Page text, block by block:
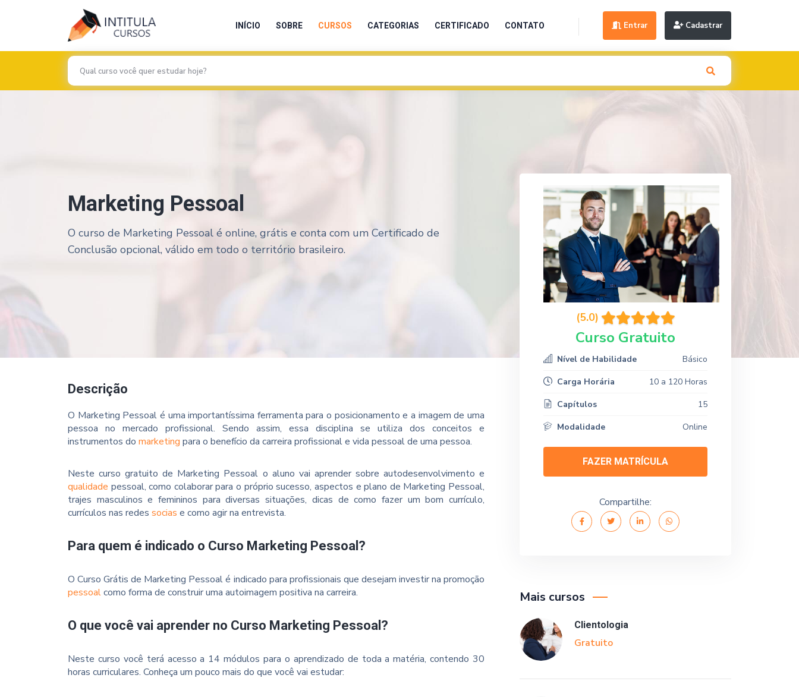
INÍCIO SOBRE CURSOS CATEGORIAS CERTIFICADO CONTATO Entrar Cadastrar
Marketing Pessoal
O curso de Marketing Pessoal é online, grátis e conta com um Certificado de
Conclusão opcional, válido em todo o território brasileiro.
Descrição
O Marketing Pessoal é uma importantíssima ferramenta para o posicionamento e a imagem de uma
pessoa no mercado profissional. Sendo assim, essa disciplina se utiliza dos conceitos e
instrumentos do marketing para o benefício da carreira profissional e vida pessoal de uma pessoa.
Neste curso gratuito de Marketing Pessoal o aluno vai aprender sobre autodesenvolvimento e
qualidade pessoal, como colaborar para o próprio sucesso, aspectos e plano de Marketing Pessoal,
trajes masculinos e femininos para diversas situações, dicas de como fazer um bom currículo,
currículos nas redes socias e como agir na entrevista.
Para quem é indicado o Curso Marketing Pessoal?
O Curso Grátis de Marketing Pessoal é indicado para profissionais que desejam investir na promoção
pessoalcomo forma de construir uma autoimagem positiva na carreira.
O que você vai aprender no Curso Marketing Pessoal?
Neste curso você terá acesso a 14 módulos para o aprendizado de toda a matéria, contendo 30
horas curriculares. Conheça um pouco mais do que você vai estudar:
(5.0)
Curso Gratuito
Nível de Habilidade
Básico
Carga Horária
10 a 120 Horas
Capítulos
15
Modalidade
Online
FAZER MATRÍCULA
Compartilhe:
Mais cursos
Clientologia
Gratuito